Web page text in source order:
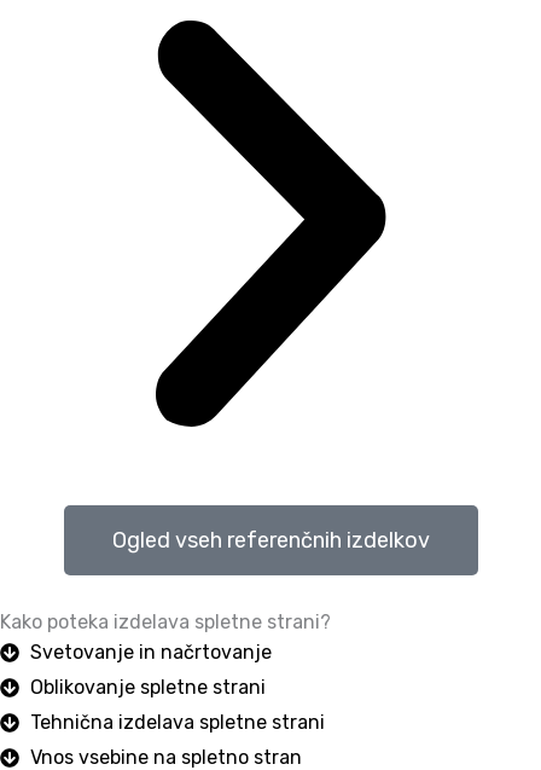
Ogled vseh referenčnih izdelkov
Kako poteka izdelava spletne strani?
Svetovanje in načrtovanje
Oblikovanje spletne strani
Tehnična izdelava spletne strani
Vnos vsebine na spletno stran